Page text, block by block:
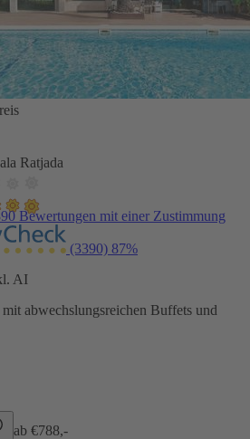
Ratjada
Bewertungen mit einer Zustimmung
(3390) 87%
AI
abwechslungsreichen Buffets und
ab €788,-